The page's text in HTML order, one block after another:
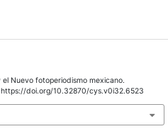
el Nuevo fotoperiodismo mexicano.
https://doi.org/10.32870/cys.v0i32.6523